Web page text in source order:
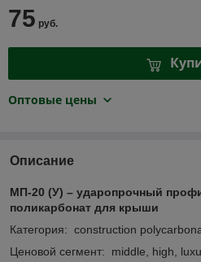
75 руб.
Оптовые цены
Описание
МП-20 (У) – ударопрочный
поликарбонат для крыши
Категория: construction
Ценовой сегмент: middle, high,